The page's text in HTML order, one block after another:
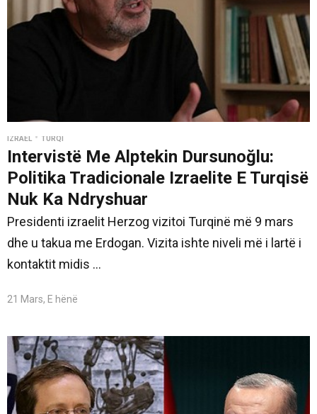
IZRAEL • TURQI
Intervistë Me Alptekin Dursunoğlu:
Politika Tradicionale Izraelite E Turqisë
Nuk Ka Ndryshuar
Presidenti izraelit Herzog vizitoi Turqinë më 9 mars
dhe u takua me Erdogan. Vizita ishte niveli më i lartë i
kontaktit midis ...
21 Mars, E hënë